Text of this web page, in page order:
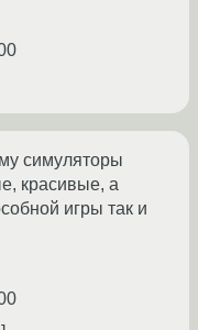
симуляторы
красивые, а
игры так и